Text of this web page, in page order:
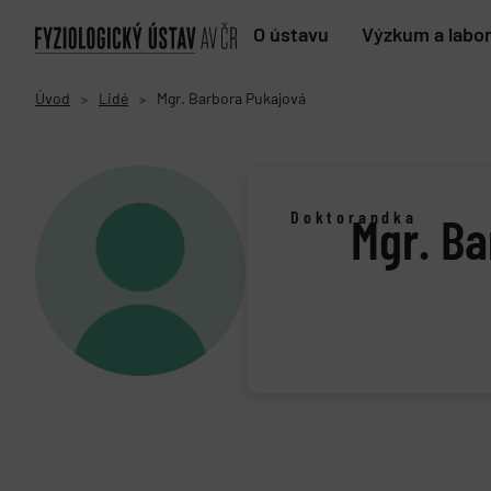
O ústavu Výzkum a
Úvod > Lidé > Mgr. Barbora Pukajová
Doktorandka
Mgr.